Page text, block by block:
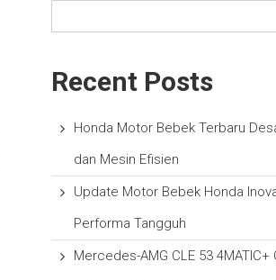
Recent Posts
Honda Motor Bebek Terbaru
dan Mesin Efisien
Update Motor Bebek Honda
Performa Tangguh
Mercedes-AMG CLE 53